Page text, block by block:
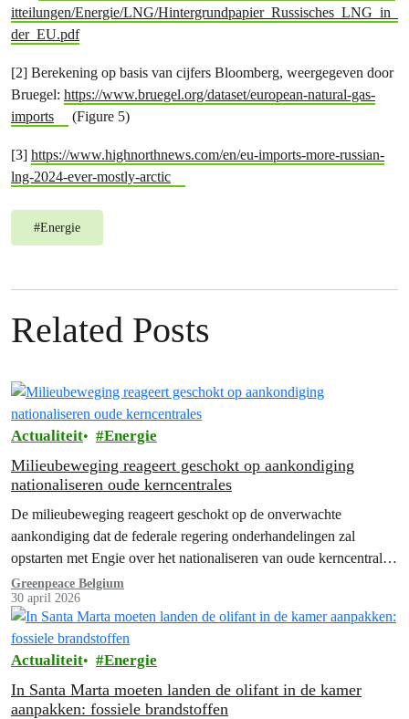
itteilungen/Energie/LNG/Hintergrundpapier_Russisches_LNG_in_
der_EU.pdf
[2] Berekening op basis van cijfers Bloomberg, weergegeven door
Bruegel: https://www.bruegel.org/dataset/european-natural-gas-
imports
(Figure 5)
[3] https://www.highnorthnews.com/en/eu-imports-more-russian-
lng-2024-ever-mostly-arctic
#Energie
Related Posts
Actualiteit Energie
Milieubeweging reageert geschokt op aankondiging
nationaliseren oude kerncentrales
De milieubeweging reageert geschokt op de onverwachte
aankondiging dat de federale regering onderhandelingen zal
opstarten met Engie over het nationaliseren van oude kerncentrales.
Dit is slecht nieuws voor de energietransitie,…
Greenpeace Belgium
30 april 2026
Actualiteit Energie
In Santa Marta moeten landen de olifant in de kamer
aanpakken: fossiele brandstoffen